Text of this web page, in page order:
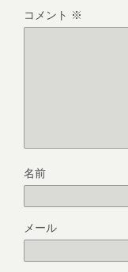
コメント ※
名前
メール